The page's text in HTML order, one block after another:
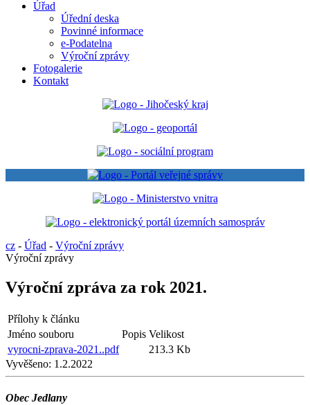
Úřad
Úřední deska
Povinné informace
e-Podatelna
Výroční zprávy
Fotogalerie
Kontakt
cz - Úřad - Výroční zprávy
Výroční zprávy
Výroční zpráva za rok 2021.
Přílohy k článku
Jméno souboru
Popis Velikost
vyrocni-zprava-2021..pdf
213.3 Kb
Vyvěšeno: 1.2.2022
Obec Jedlany